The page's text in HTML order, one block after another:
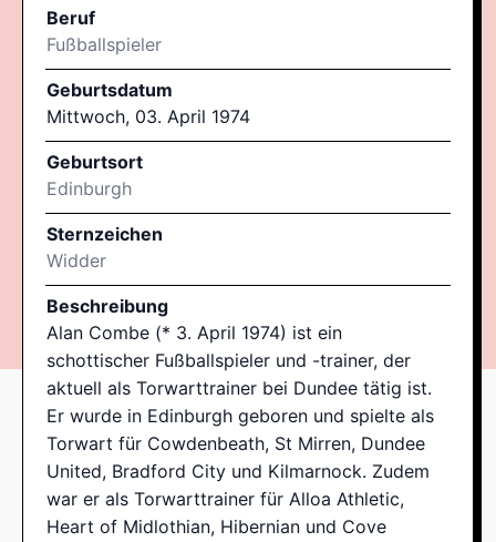
Beruf
Fußballspieler
Geburtsdatum
Mittwoch, 03. April 1974
Geburtsort
Edinburgh
Sternzeichen
Widder
Beschreibung
Alan Combe (* 3. April 1974) ist ein
schottischer Fußballspieler und -trainer, der
aktuell als Torwarttrainer bei Dundee tätig ist.
Er wurde in Edinburgh geboren und spielte als
Torwart für Cowdenbeath, St Mirren, Dundee
United, Bradford City und Kilmarnock. Zudem
war er als Torwarttrainer für Alloa Athletic,
Heart of Midlothian, Hibernian und Cove